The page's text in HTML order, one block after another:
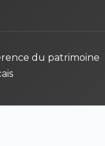
du patrimoine